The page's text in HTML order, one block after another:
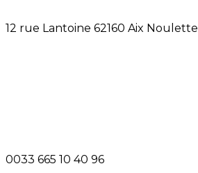
12 rue Lantoine 62160 Aix Noulette
0033 665 10 40 96